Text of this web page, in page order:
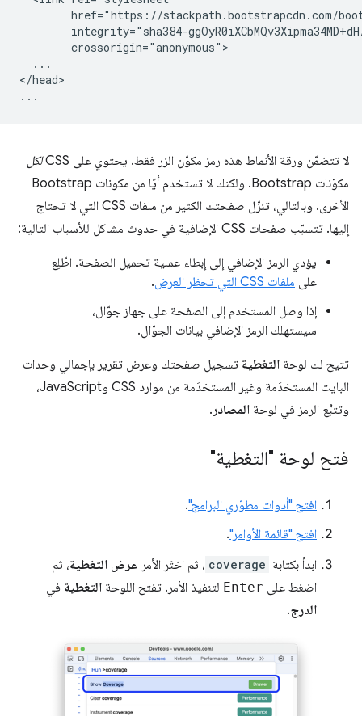
href="https://stackpath.bootstrapcdn.com/
integrity="sha384-
        crossorigin="anonymous">
  ...
</head>
لا تتضمّن ورقة الأنماط هذه رمز مكوّن الزر فقط. يحتوي على CSS
لكل
مكوّنات Bootstrap. ولكنك لا تستخدم أيًا من مكونات Bootstrap
الأخرى. وبالتالي، تنزّل صفحتك الكثير من ملفات CSS التي لا تحتاج
إليها. تتسبّب صفحات CSS الإضافية في حدوث مشاكل للأسباب التالية:
يؤدي الرمز الإضافي إلى إبطاء عملية تحميل الصفحة. اطّلِع
على ملفات CSS التي تحظر العرض
.
إذا وصل المستخدم إلى الصفحة على جهاز جوّال،
سيستهلك الرمز الإضافي بيانات الجوّال.
تتيح لك لوحة التغطية تسجيل صفحتك وعرض تقرير بإجمالي وحدات
البايت المستخدَمة وغير المستخدَمة من موارد CSS وJavaScript،
وتتبُّع الرمز في لوحة المصادر .
فتح لوحة "التغطية"
افتح "أدوات مطوّري البرامج".
افتح "قائمة الأوامر".
ابدأ بكتابة coverage ، ثم اختَر الأمر عرض التغطية، ثم
اضغط على Enter لتنفيذ الأمر. تفتح اللوحة التغطية في
الدرج.